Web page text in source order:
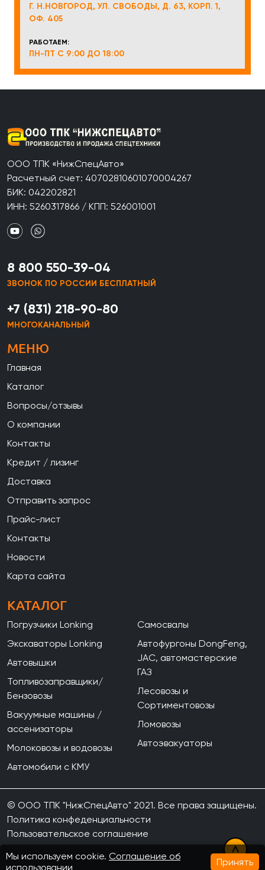
Г. Н.НОВГОРОД, УЛ. СВОБОДЫ, Д. 63, КОРП. 1,
ОФ. 405
РАБОТАЕМ:
ПН-ПТ С 9:00 ДО 18:00
ООО ТПК «НижСпецАвто»
Расчетный счет: 40702810601070004267
БИК: 042202821
ИНН: 5260317866 / КПП: 526001001
8 800 550-39-04
ЗВОНОК ПО РОССИИ БЕСПЛАТНЫЙ
+7 (831) 218-90-80
МНОГОКАНАЛЬНЫЙ
МЕНЮ
Главная
Каталог
Вопросы/отзывы
О компании
Контакты
Кредит / лизинг
Доставка
Отправить запрос
Прайс-лист
Контакты
Новости
Карта сайта
КАТАЛОГ
Погрузчики Lonking
Экскаваторы Lonking
Автовышки
Топливозаправщики/
Бензовозы
Вакуумные машины /
ассенизаторы
Молоковозы и водовозы
Автомобили с КМУ
Самосвалы
Автофургоны DongFeng,
JAC, автомастерские
ГАЗ
Лесовозы и
Сортиментовозы
Ломовозы
Автоэвакуаторы
© ООО ТПК "НижСпецАвто" 2021. Все права защищены.
Политика конфеденциальности
Пользовательское соглашение
Мы используем cookie. Соглашение об
использовании
Принять